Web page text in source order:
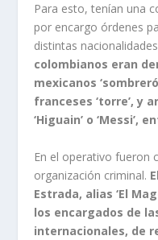
Para esto, tenían una
por encargo órdenes
distintas
colombianos eran
mexicanos
franceses ‘torre’, y
‘Higuain’ o ‘Messi’,
En el operativo fueron
organización criminal.
Estrada, alias ‘El
los encargados de
internacionales, de